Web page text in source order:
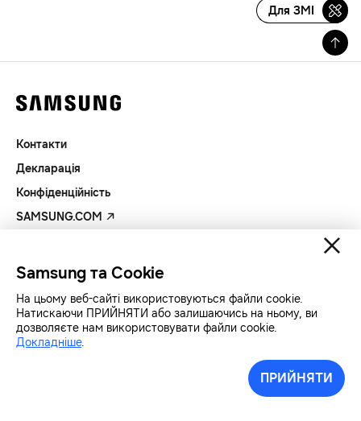
Для ЗМІ
Контакти
Декларація
Конфіденційність
SAMSUNG.COM
Samsung та Cookie
На цьому веб-сайті використовуються файли cookie.
Натискаючи ПРИЙНЯТИ або залишаючись на ньому, ви
дозволяєте нам використовувати файли cookie.
Докладніше.
ПРИЙНЯТИ